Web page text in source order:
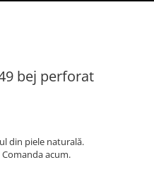
bej perforat
din piele naturală.
acum.